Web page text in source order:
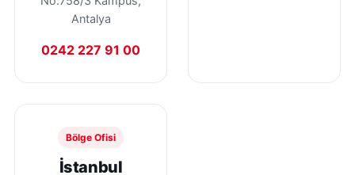
Antalya
0242 227 91 00
Bölge Ofisi
İstanbul